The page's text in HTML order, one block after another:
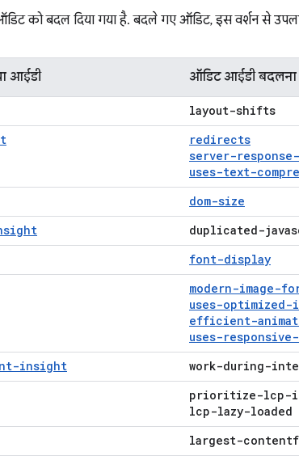
को बदल दिया गया है. बदले गए ऑडिट, इस वर्शन से
आईडी ऑडिट आईडी बदलना
layout-shifts
redirects
server-
uses-text-
dom-size
duplicated-
font-display
modern-image-
uses-optimized-
efficient-
uses-responsive-
insight
work-during-
prioritize-lcp-
lcp-lazy-loaded
largest-